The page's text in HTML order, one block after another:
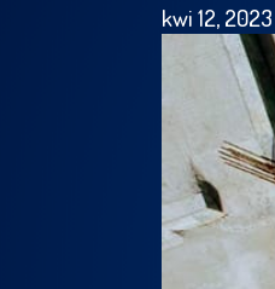
kwi 12, 2023